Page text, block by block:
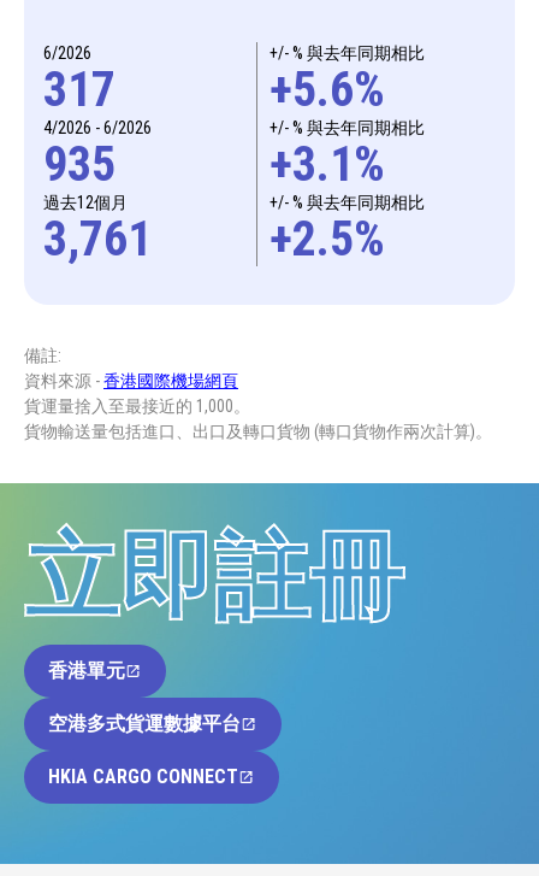
6/2026
317
+/- % 與去年同期相比
+5.6%
4/2026 - 6/2026
935
+/- % 與去年同期相比
+3.1%
過去12個月
3,761
+/- % 與去年同期相比
+2.5%
備註:
資料來源 -香港國際機場網頁
貨運量捨入至最接近的 1,000。
貨物輸送量包括進口、出口及轉口貨物 (轉口貨物作兩次計算)。
立即註冊
香港單元
空港多式貨運數據平台
HKIA CARGO CONNECT